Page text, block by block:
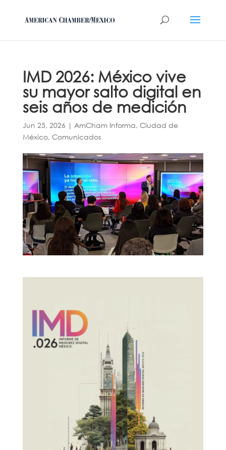
IMD 2026: México vive
su mayor salto digital en
seis años de medición
Jun 25, 2026 | AmCham Informa, Ciudad de
México, Comunicados